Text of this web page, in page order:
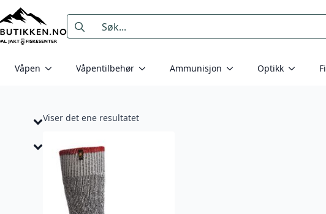
Search
for:
Våpen Våpentilbehør Ammunisjon Optikk
Viser det ene resultatet